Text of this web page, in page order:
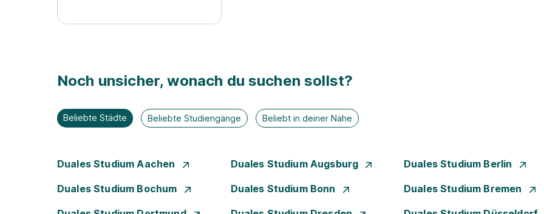
Noch unsicher, wonach du suchen sollst?
Beliebte Städte Beliebte Studiengänge Beliebt in deiner Nähe
Duales Studium Aachen Duales Studium Augsburg Duales Studium Berlin
Duales Studium Bochum Duales Studium Bonn Duales Studium Bremen